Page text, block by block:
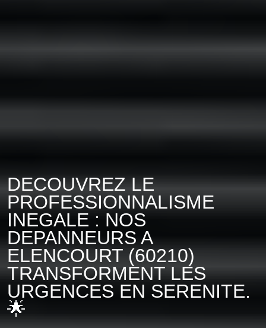
DECOUVREZ LE
PROFESSIONNALISME
INEGALE : NOS
DEPANNEURS A
ELENCOURT (60210)
TRANSFORMENT LES
URGENCES EN SERENITE.
🌟